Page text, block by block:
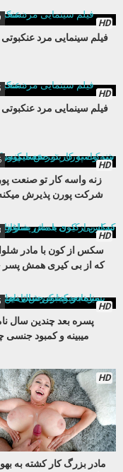
HD
HD
HD
زنه واسه کار تو صنعت
شرکت پورن پذیرش میکنه
HD
سکس از کون با مادر
که از بی کیری همش پسر
HD
پسره بعد چندین سال
میبینه و کمبود جنسی
نامادریو با کیرش
HD
مادر بزرگ کار کشته به